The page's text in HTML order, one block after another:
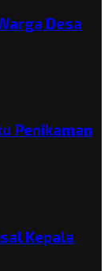
Desa
Penikaman
Kepala